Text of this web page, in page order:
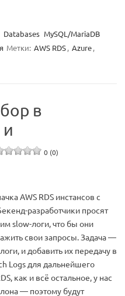
Databases MySQL/MariaDB
Метки: AWS RDS, Azure,
в
0 (0)
AWS RDS инстансов с
разработчики просят
slow-логи, что бы они
свои запросы. Задача —
и добавить их передачу в
Logs для дальнейшего
как и всё остальное, у нас
— поэтому будут